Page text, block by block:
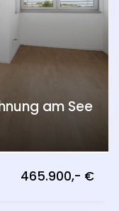
am See
465.900,- €